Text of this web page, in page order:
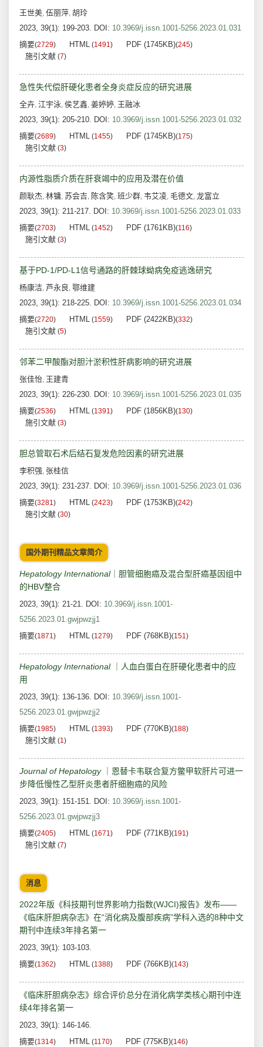
王世美, 伍丽萍, 胡玲
2023, 39(1): 199-203. DOI: 10.3969/j.issn.1001-5256.2023.01.031
摘要(2729) HTML (1491) PDF (1745KB)(245)
施引文献 (7)
急性失代偿肝硬化患者全身炎症反应的研究进展
全卉, 江宇泳, 侯艺鑫, 姜婷婷, 王融冰
2023, 39(1): 205-210. DOI: 10.3969/j.issn.1001-5256.2023.01.032
摘要(2689) HTML (1455) PDF (1745KB)(175)
施引文献 (3)
内源性脂质介质在肝衰竭中的应用及潜在价值
颜耿杰, 林镛, 苏会吉, 陈含笑, 班少群, 韦艾凌, 毛德文, 龙富立
2023, 39(1): 211-217. DOI: 10.3969/j.issn.1001-5256.2023.01.033
摘要(2703) HTML (1452) PDF (1761KB)(116)
施引文献 (3)
基于PD-1/PD-L1信号通路的肝棘球蚴病免疫逃逸研究
杨康洁, 芦永良, 鄂维建
2023, 39(1): 218-225. DOI: 10.3969/j.issn.1001-5256.2023.01.034
摘要(2720) HTML (1559) PDF (2422KB)(332)
施引文献 (5)
邻苯二甲酸酯对胆汁淤积性肝病影响的研究进展
张佳怡, 王建青
2023, 39(1): 226-230. DOI: 10.3969/j.issn.1001-5256.2023.01.035
摘要(2536) HTML (1391) PDF (1856KB)(130)
施引文献 (3)
胆总管取石术后结石复发危险因素的研究进展
李积强, 张桂信
2023, 39(1): 231-237. DOI: 10.3969/j.issn.1001-5256.2023.01.036
摘要(3281) HTML (2423) PDF (1753KB)(242)
施引文献 (30)
国外期刊精品文章简介
Hepatology International｜胆管细胞癌及混合型肝癌基因组中
的HBV整合
2023, 39(1): 21-21. DOI: 10.3969/j.issn.1001-
5256.2023.01.gwjpwzjj1
摘要(1871) HTML (1279) PDF (768KB)(151)
Hepatology International｜人血白蛋白在肝硬化患者中的应
用
2023, 39(1): 136-136. DOI: 10.3969/j.issn.1001-
5256.2023.01.gwjpwzjj2
摘要(1985) HTML (1393) PDF (770KB)(188)
施引文献 (1)
Journal of Hepatology｜恩替卡韦联合复方鳖甲软肝片可进一
步降低慢性乙型肝炎患者肝细胞癌的风险
2023, 39(1): 151-151. DOI: 10.3969/j.issn.1001-
5256.2023.01.gwjpwzjj3
摘要(2405) HTML (1671) PDF (771KB)(191)
施引文献 (7)
消息
2022年版《科技期刊世界影响力指数(WJCI)报告》发布——
《临床肝胆病杂志》在“消化病及腹部疾病”学科入选的8种中文
期刊中连续3年排名第一
2023, 39(1): 103-103.
摘要(1362) HTML (1388) PDF (766KB)(143)
《临床肝胆病杂志》综合评价总分在消化病学类核心期刊中连
续4年排名第一
2023, 39(1): 146-146.
摘要(1314) HTML (1170) PDF (775KB)(146)